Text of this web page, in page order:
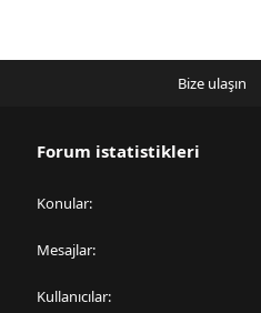
Bize ulaşın
Forum istatistikleri
Konular
Mesajlar
Kullanıcılar